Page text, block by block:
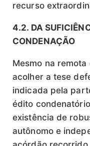
recurso
4.2. DA
CONDENAÇÃO
Mesmo na
acolher a tese
indicada pela
édito
existência de
autônomo e